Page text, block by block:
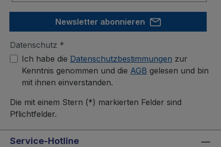
Newsletter abonnieren
Datenschutz *
Ich habe die Datenschutzbestimmungen zur
Kenntnis genommen und die AGB gelesen und bin
mit ihnen einverstanden.
Die mit einem Stern (*) markierten Felder sind
Pflichtfelder.
Service-Hotline